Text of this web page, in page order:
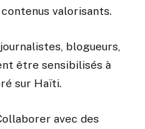
valorisants.
blogueurs,
être sensibilisés à
sur Haïti.
avec des